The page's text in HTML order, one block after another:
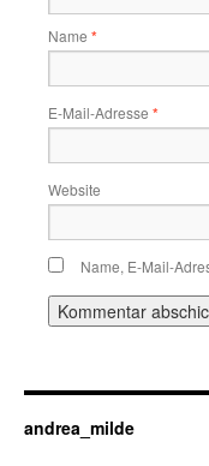
Name *
E-Mail-Adresse *
Website
Name, E-Mail-
andrea_milde